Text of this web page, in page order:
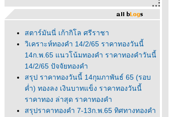
สตาร์มันนี่ เก้ากิโล ศรีราชา
วิเคราะห์ทองคำ 14/2/65 ราคาทองวันนี้
14ก.พ.65 แนวโน้มทองคำ ราคาทองคำวันนี้
14/2/65 ปัจจัยทองคำ
สรุป ราคาทองวันนี้ 14กุมภาพันธ์ 65 (รอบ
ค่ำ) ทองลง เงินบาทแข็ง ราคาทองวันนี้
ราคาทอง ล่าสุด ราคาทองคำ
สรุปราคาทองคำ 7-13ก.พ.65 ทิศทางทองคำ